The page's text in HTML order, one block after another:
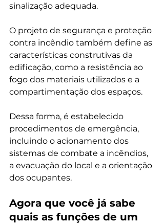
sinalização adequada.
O projeto de segurança e proteção
contra incêndio também define as
características construtivas da
edificação, como a resistência ao
fogo dos materiais utilizados e a
compartimentação dos espaços.
Dessa forma, é estabelecido
procedimentos de emergência,
incluindo o acionamento dos
sistemas de combate a incêndios,
a evacuação do local e a orientação
dos ocupantes.
Agora que você já sabe
quais as funções de um